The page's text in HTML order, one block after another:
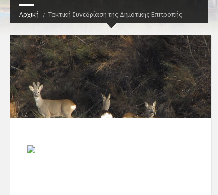
Αρχική Τακτική Συνεδρίαση της Δημοτικής Επιτροπής